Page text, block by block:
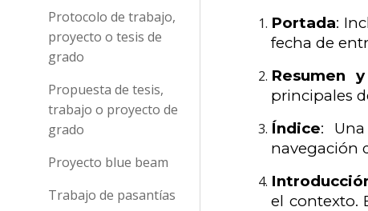
Protocolo de trabajo,
proyecto o tesis de
grado
Propuesta de tesis,
trabajo o proyecto de
grado
Proyecto blue beam
Trabajo de pasantías
Portada:
fecha de
Resumen
principales
Índice:
navegación
el contexto.